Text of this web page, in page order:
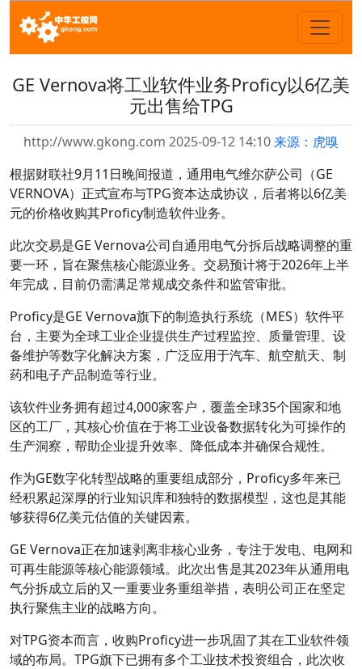
GE Vernova将工业软件业务Proficy以6亿美
元出售给TPG
http://www.gkong.com 2025-09-12 14:10来源：虎嗅
根据财联社9月11日晚间报道，通用电气维尔萨公司（GE
VERNOVA）正式宣布与TPG资本达成协议，后者将以6亿美
元的价格收购其Proficy制造软件业务。
此次交易是GE Vernova公司自通用电气分拆后战略调整的重
要一环，旨在聚焦核心能源业务。交易预计将于2026年上半
年完成，目前仍需满足常规成交条件和监管审批。
Proficy是GE Vernova旗下的制造执行系统（MES）软件平
台，主要为全球工业企业提供生产过程监控、质量管理、设
备维护等数字化解决方案，广泛应用于汽车、航空航天、制
药和电子产品制造等行业。
该软件业务拥有超过4,000家客户，覆盖全球35个国家和地
区的工厂，其核心价值在于将工业设备数据转化为可操作的
生产洞察，帮助企业提升效率、降低成本并确保合规性。
作为GE数字化转型战略的重要组成部分，Proficy多年来已
经积累起深厚的行业知识库和独特的数据模型，这也是其能
够获得6亿美元估值的关键因素。
GE Vernova正在加速剥离非核心业务，专注于发电、电网和
可再生能源等核心能源领域。此次出售是其2023年从通用电
气分拆成立后的又一重要业务重组举措，表明公司正在坚定
执行聚焦主业的战略方向。
对TPG资本而言，收购Proficy进一步巩固了其在工业软件领
域的布局。TPG旗下已拥有多个工业技术投资组合，此次收